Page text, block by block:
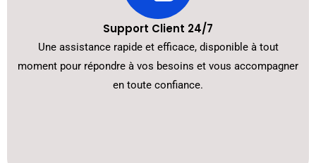
Support Client 24/7
Une assistance rapide et efficace, disponible à tout
moment pour répondre à vos besoins et vous accompagner
en toute confiance.